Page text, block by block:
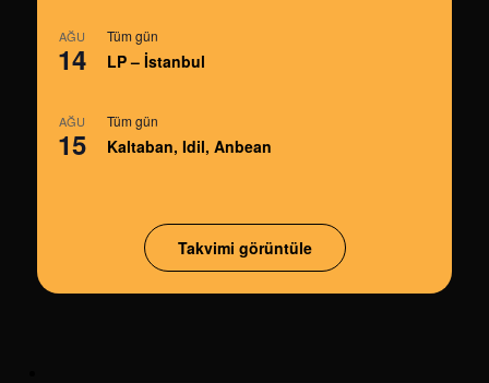
AĞU
14
Tüm gün
LP – İstanbul
AĞU
15
Tüm gün
Kaltaban, Idil, Anbean
Takvimi görüntüle